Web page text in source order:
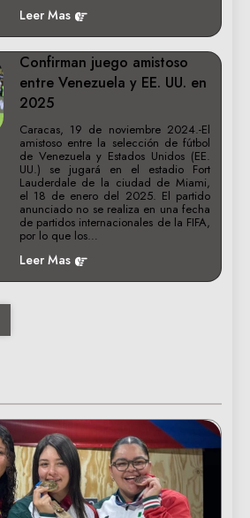
Leer Mas
Confirman juego amistoso
entre Venezuela y EE. UU. en
2025
Caracas, 19 de noviembre 2024.-El
amistoso entre la selección de fútbol
de Venezuela y Estados Unidos (EE.
UU.) se jugará en el estadio Fort
Lauderdale de la ciudad de Miami,
el 18 de enero del 2025. El partido
anunciado no se realiza en una fecha
de partidos internacionales de la FIFA,
por lo que los…
Leer Mas